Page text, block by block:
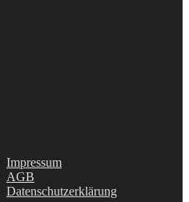
Impressum
AGB
Datenschutzerklärung